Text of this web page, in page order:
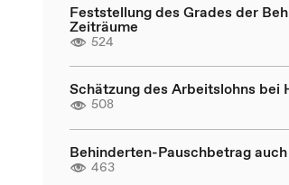
Feststellung des Grades der
Zeiträume
524
Schätzung des Arbeitslohns bei
508
Behinderten-Pauschbetrag
463